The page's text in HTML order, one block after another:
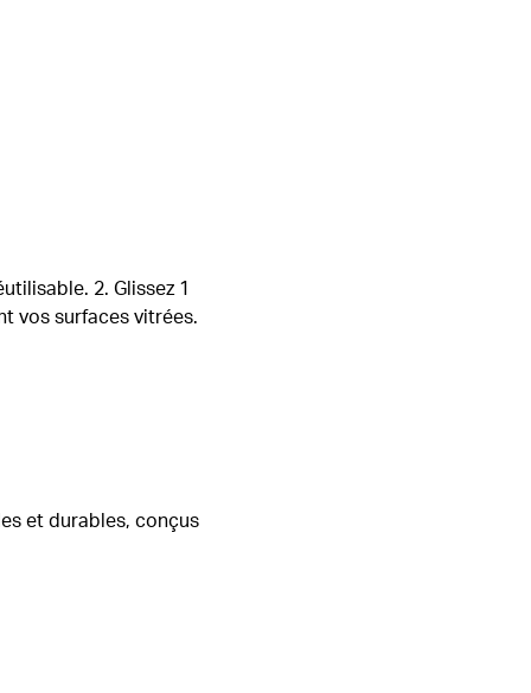
2. Glissez 1
vos surfaces vitrées.
et durables, conçus